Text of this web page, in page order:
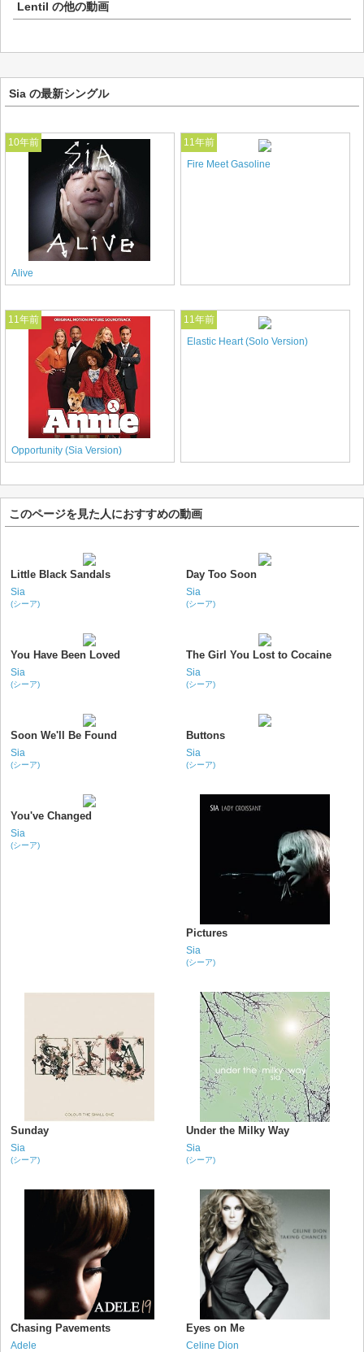
Lentil の他の動画
Sia の最新シングル
10年前
Alive
11年前
Fire Meet Gasoline
11年前
Opportunity (Sia Version)
11年前
Elastic Heart (Solo Version)
このページを見た人におすすめの動画
Little Black Sandals
Sia
(シーア)
Day Too Soon
Sia
(シーア)
You Have Been Loved
Sia
(シーア)
The Girl You Lost to Cocaine
Sia
(シーア)
Soon We'll Be Found
Sia
(シーア)
Buttons
Sia
(シーア)
You've Changed
Sia
(シーア)
Pictures
Sia
(シーア)
Sunday
Sia
(シーア)
Under the Milky Way
Sia
(シーア)
Chasing Pavements
Adele
Eyes on Me
Celine Dion